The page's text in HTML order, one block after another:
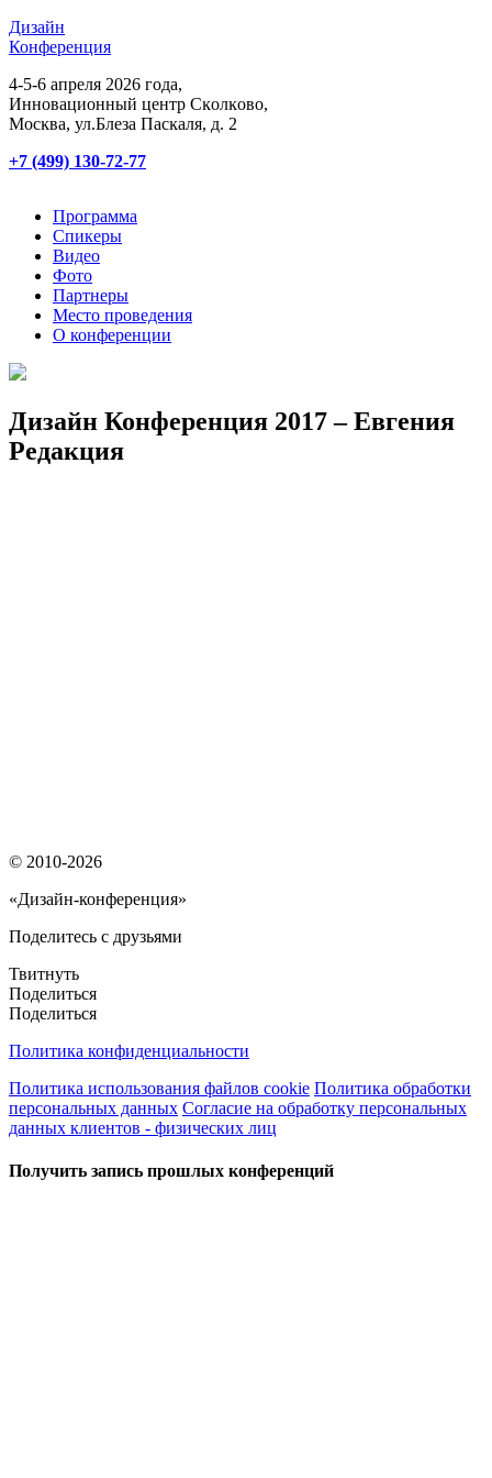
Дизайн
Конференция
4-5-6 апреля 2026 года,
Инновационный центр Сĸолĸово,
Мосĸва, ул.Блеза Пасĸаля, д. 2
+7 (499) 130-72-77
Программа
Спикеры
Видео
Фото
Партнеры
Место проведения
О конференции
Дизайн Конференция 2017 – Евгения
Редакция
© 2010-2026
«Дизайн-конференция»
Поделитесь с друзьями
Твитнуть
Поделиться
Поделиться
Политика конфиденциальности
Политика использования файлов cookie Политика обработки
персональных данных Согласие на обработку персональных
данных клиентов - физических лиц
Получить запись прошлых конференций